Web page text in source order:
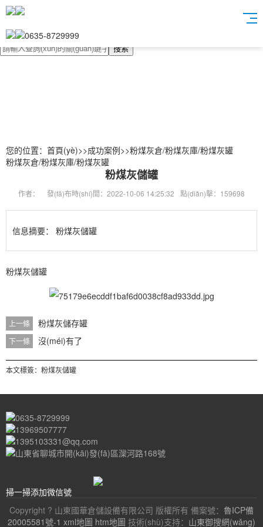
0635-8729999
搜索
您的位置： 首頁(yè)>>成功案例>>粉煤灰倉/粉煤灰庫/粉煤灰罐
粉煤灰倉/粉煤灰庫/粉煤灰罐
粉煤灰儲罐
作者： 發(fā)布時(shí)間：2022-10-06 14:25:32 點(diǎn)擊：159698
信息摘要： 粉煤灰儲罐
粉煤灰儲罐
上一條 粉煤灰儲存罐
下一條 沒(méi)有了
本文標簽： 粉煤灰儲罐
0635-8729999
13969507777
1395103331@qq.com
山東省聊城市開(kāi)發(fā)區灤河路168號
掃一掃添加微信號
Copyright ? 山東國華倉儲設備有限公司 版權所有 備案號： 魯ICP備
20005581號-1 xml地圖 htm地圖 技術(shù)支持： 山東御搜網(wǎng)